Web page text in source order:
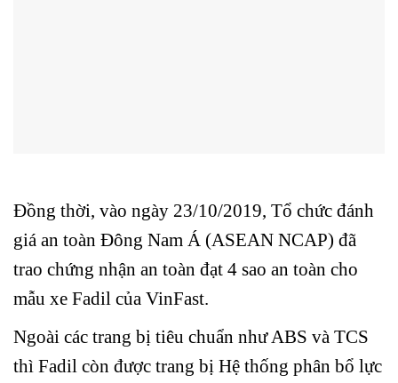
Đồng thời, vào ngày 23/10/2019, Tổ chức đánh
giá an toàn Đông Nam Á (ASEAN NCAP) đã
trao chứng nhận an toàn đạt 4 sao an toàn cho
mẫu xe Fadil của VinFast.
Ngoài các trang bị tiêu chuẩn như ABS và TCS
thì Fadil còn được trang bị Hệ thống phân bổ lực